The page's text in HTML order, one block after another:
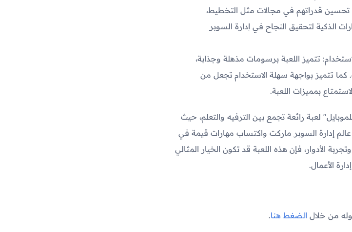
تحسين قدراتهم في مجالات مثل التخطيط،
الذكية لتحقيق النجاح في إدارة السوبر
تتميز اللعبة برسومات مذهلة وجذابة،
تتميز بواجهة سهلة الاستخدام تجعل من
بمميزات اللعبة.
لعبة رائعة تجمع بين الترفيه والتعلم، حيث
إدارة السوبر ماركت واكتساب مهارات قيمة في
الأدوار، فإن هذه اللعبة قد تكون الخيار المثالي
الأعمال.
من خلال الضغط هنا.